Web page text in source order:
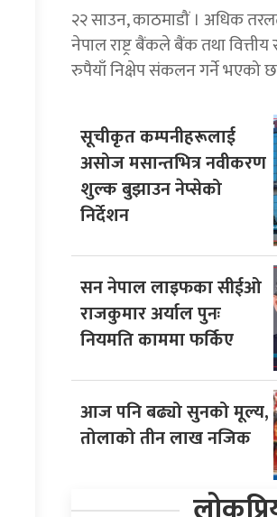
२२ साउन, काठमाडौं । अधिक
नेपाल राष्ट्र बैंकले बैंक तथा
रुपैयाँ निक्षेप संकलन गर्ने भएको
सूचीकृत कम्पनीहरूलाई
असोज मसान्तभित्र नवीकरण
शुल्क बुझाउन नेप्सेको
निर्देशन
सन नेपाल लाइफका सीईओ
राजकुमार अर्याल पुनः
नियमति काममा फर्किए
आज पनि बढ्यो सुनको मूल्य,
तोलाको तीन लाख नजिक